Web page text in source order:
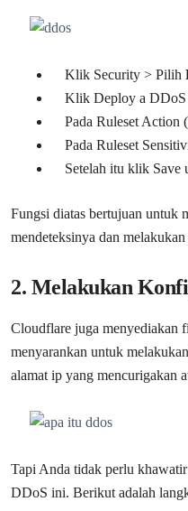
Klik Security > Pilih
Klik Deploy a
Pada Ruleset Action
Pada Ruleset
Setelah itu klik Save
Fungsi diatas bertujuan untuk
mendeteksinya dan
2. Melakukan
Cloudflare juga menyediakan
menyarankan untuk
alamat ip yang mencurigakan
Tapi Anda tidak perlu
DDoS ini. Berikut adalah